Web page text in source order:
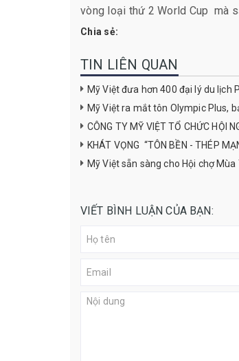
vòng loại thứ 2 World Cup mà
Chia sẻ:
TIN LIÊN QUAN
Mỹ Việt đưa hơn 400 đại lý du lịch
Mỹ Việt ra mắt tôn Olympic Plus,
CÔNG TY MỸ VIỆT TỔ CHỨC HỘI
KHÁT VỌNG “TÔN BỀN - THÉP
Mỹ Việt sẵn sàng cho Hội chợ
VIẾT BÌNH LUẬN CỦA BẠN: